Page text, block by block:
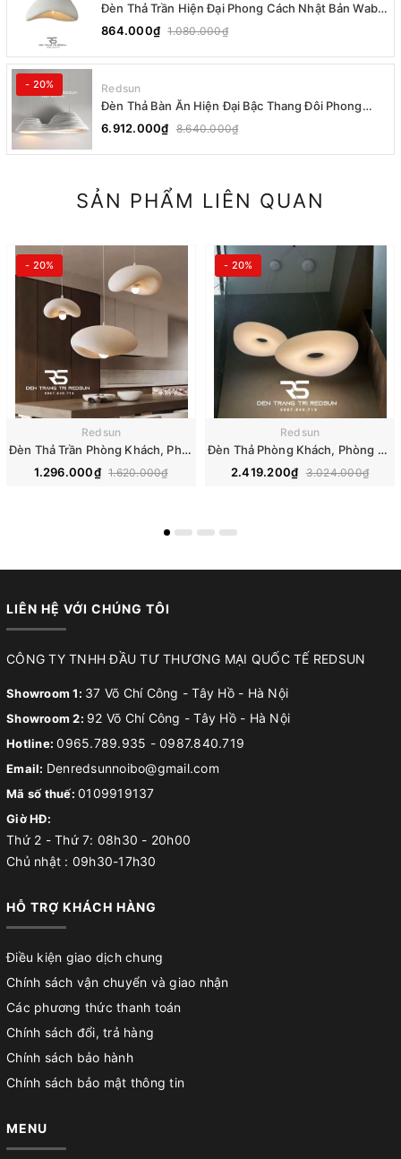
Đèn Thả Trần Hiện Đại Phong Cách Nhật Bản Wabi-
sabi CDT-T036 Dáng A
864.000₫ 1.080.000₫
- 20% Redsun
Đèn Thả Bàn Ăn Hiện Đại Bậc Thang Đôi Phong
Cách Nhật Bản Wabi-sabi DC-T078A
6.912.000₫ 8.640.000₫
SẢN PHẨM LIÊN QUAN
- 20%
Redsun
Đèn Thả Trần Phòng Khách, Phòng Ăn, Phòng Ngủ Hiện Đại Phong Cách Nhật Bản Wabi-sabi CDT-T074
1.296.000₫ 1.620.000₫
- 20%
Redsun
Đèn Thả Phòng Khách, Phòng Ngủ, Bàn Ăn Hiện Đại Phong Cách Bắc Âu DC-L067
2.419.200₫ 3.024.000₫
LIÊN HỆ VỚI CHÚNG TÔI
CÔNG TY TNHH ĐẦU TƯ THƯƠNG MẠI QUỐC TẾ REDSUN
Showroom 1: 37 Võ Chí Công - Tây Hồ - Hà Nội
Showroom 2: 92 Võ Chí Công - Tây Hồ - Hà Nội
Hotline:0965.789.935 - 0987.840.719
Email: Denredsunnoibo@gmail.com
Mã số thuế: 0109919137
Giờ HĐ:
Thứ 2 - Thứ 7: 08h30 - 20h00
Chủ nhật : 09h30-17h30
HỖ TRỢ KHÁCH HÀNG
Điều kiện giao dịch chung
Chính sách vận chuyển và giao nhận
Các phương thức thanh toán
Chính sách đổi, trả hàng
Chính sách bảo hành
Chính sách bảo mật thông tin
MENU